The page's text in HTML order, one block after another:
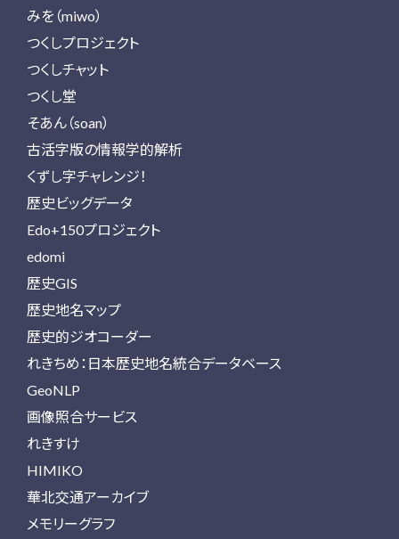
みを（miwo）
つくしプロジェクト
つくしチャット
つくし堂
そあん（soan）
古活字版の情報学的解析
くずし字チャレンジ！
歴史ビッグデータ
Edo+150プロジェクト
edomi
歴史GIS
歴史地名マップ
歴史的ジオコーダー
れきちめ：日本歴史地名統合データベース
GeoNLP
画像照合サービス
れきすけ
HIMIKO
華北交通アーカイブ
メモリーグラフ